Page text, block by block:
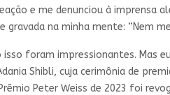
e me denunciou à imprensa
gravada na minha mente: “Nem
foram impressionantes. Mas
Shibli, cuja cerimônia de
Peter Weiss de 2023 foi